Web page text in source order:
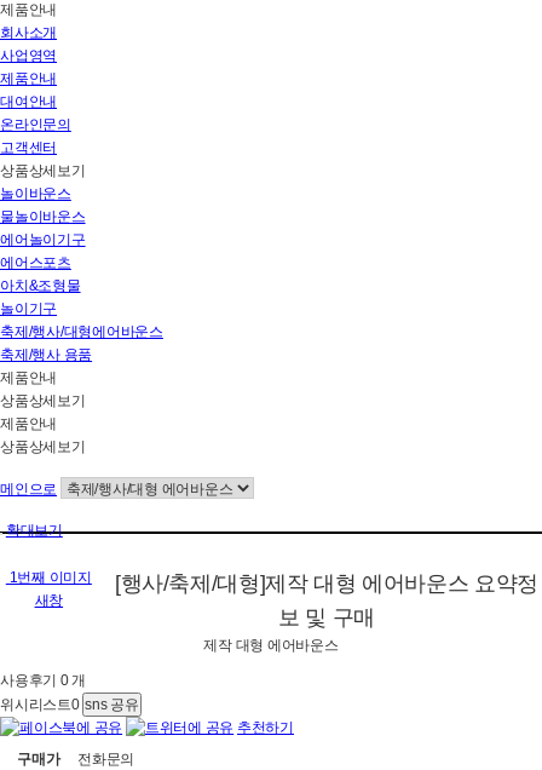
제품안내
회사소개
사업영역
제품안내
대여안내
온라인문의
고객센터
상품상세보기
놀이바운스
물놀이바운스
에어놀이기구
에어스포츠
아치&조형물
놀이기구
축제/행사/대형에어바운스
축제/행사 용품
제품안내
상품상세보기
제품안내
상품상세보기
메인으로
확대보기
1번째 이미지
새창
[행사/축제/대형]제작 대형 에어바운스 요약정
보 및 구매
제작 대형 에어바운스
사용후기 0 개
위시리스트0 sns 공유
추천하기
구매가
전화문의